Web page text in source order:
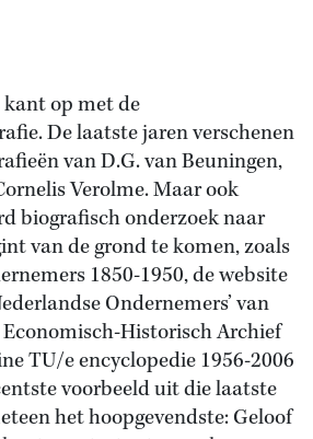
Zoek
kant op met de
De laatste jaren verschenen
van D.G. van Beuningen,
Verolme. Maar ook
biografisch onderzoek naar
van de grond te komen, zoals
1850-1950, de website
Ondernemers’ van
Historisch Archief
TU/e encyclopedie 1956-2006
voorbeeld uit die laatste
het hoopgevendste: Geloof